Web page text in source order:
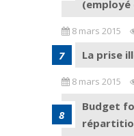
(employé
8 mars 2015
La prise
8 mars 2015
Budget